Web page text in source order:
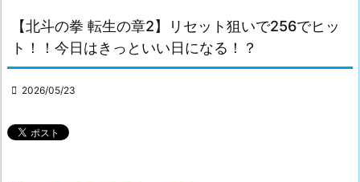
【北斗の拳 転生の章2】リセット狙いで256でヒッ
ト！！今日はきっといい日になる！？
 2026/05/23